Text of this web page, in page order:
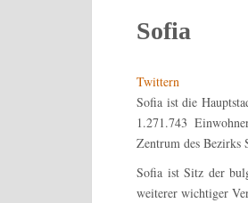
Sofia
Twittern
Sofia ist die
1.271.743
Zentrum des Bezirks
Sofia ist Sitz der
weiterer wichtiger